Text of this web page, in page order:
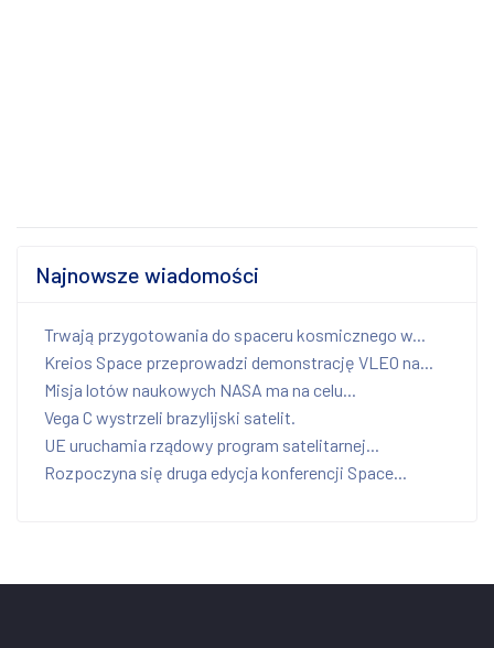
Najnowsze wiadomości
Trwają przygotowania do spaceru kosmicznego w...
Kreios Space przeprowadzi demonstrację VLEO na...
Misja lotów naukowych NASA ma na celu...
Vega C wystrzeli brazylijski satelit.
UE uruchamia rządowy program satelitarnej...
Rozpoczyna się druga edycja konferencji Space...